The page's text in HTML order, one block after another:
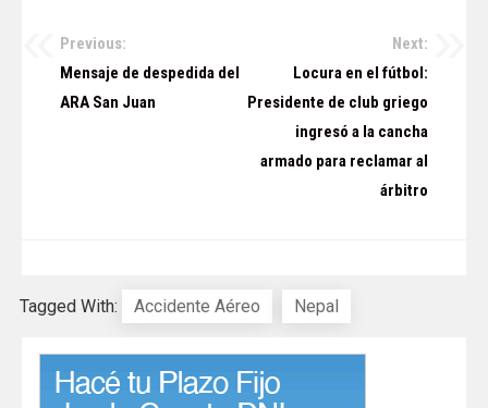
Navegación
Previous:
Mensaje de despedida del
ARA San Juan
Next:
Locura en el fútbol:
Presidente de club griego
ingresó a la cancha
armado para reclamar al
árbitro
Tagged With: Accidente Aéreo Nepal